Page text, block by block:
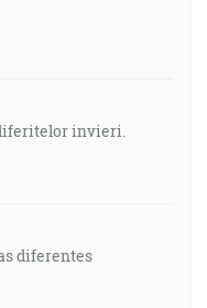
invieri.
diferentes